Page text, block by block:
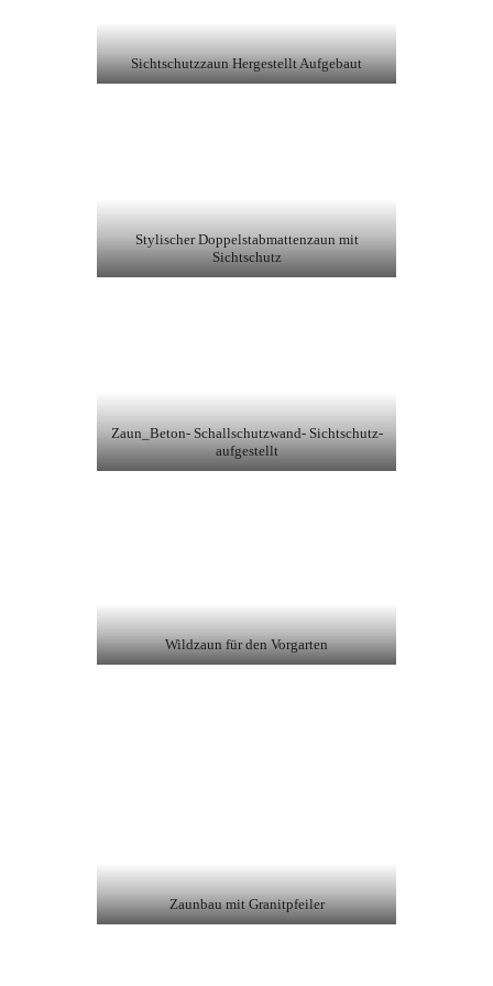
Sichtschutzzaun Hergestellt Aufgebaut
Stylischer Doppelstabmattenzaun mit
Sichtschutz
Zaun_Beton- Schallschutzwand- Sichtschutz-
aufgestellt
Wildzaun für den Vorgarten
Zaunbau mit Granitpfeiler